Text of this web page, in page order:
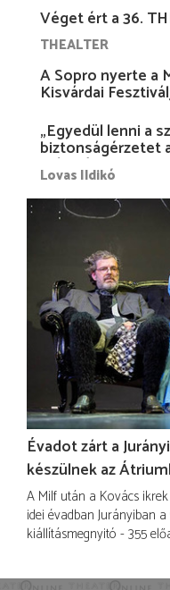
Véget ért a 36.
THEALTER
A Sopro nyerte a
Kisvárdai
„Egyedül lenni a
biztonságérzetet
más nélkül is
Lovas Ildikó
Évadot zárt a
készülnek az
A Milf után a Kovács
idei évadban Jurányiban
kiállításmegnyitó - 355